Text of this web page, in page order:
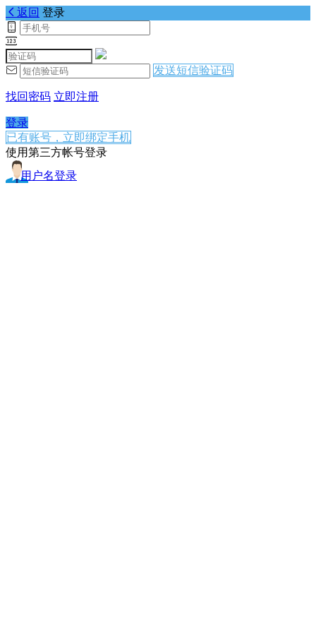
返回 登录
发送短信验证码
找回密码 立即注册
登录
已有账号，立即绑定手机
使用第三方帐号登录
用户名登录